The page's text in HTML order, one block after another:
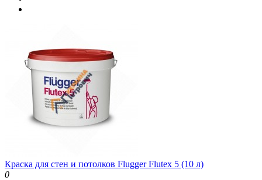
Краска для стен и потолков Flugger Flutex 5 (10 л)
0